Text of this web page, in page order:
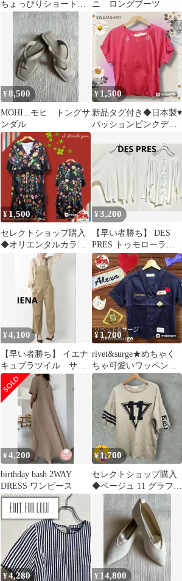
ちょっぴりショート丈
半袖五分袖黒カットソ
ーTシャツ
ニ ロングブーツ
¥8,500
MOHI...モヒ トングサ
ンダル
¥1,500
新品タグ付き◆日本製♥️
パッションピンクデザ
トロアンティーク
¥ 1,500
セレクトショップ購入
◆オリエンタルカラフ
ルフラワーイラスト変
形デザインワンピース
¥3,200
【早い者勝ち】 DES
PRES トゥモローラン
ド 異素材切り替え ブ
ラウス
¥4,100
【早い者勝ち】 イエナ
キュプラツイル サロ
ペット オールインワ
ン
¥ 1,700
rivet&surge★めちゃく
ちゃ可愛いワッペンリ
メイク半袖ミニタリー
シャツ
¥4,200
birthday bash 2WAY
DRESS ワンピース
¥1,700
セレクトショップ購入
◆ベージュ 11 グラフィ
ック Tシャツ
¥4,280 ¥ 14,800